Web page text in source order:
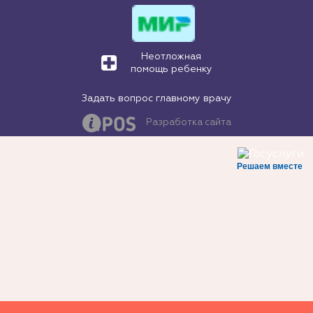
Неотложная
помощь ребенку
Задать вопрос главному врачу
Разработка сайта
Решаем вместе